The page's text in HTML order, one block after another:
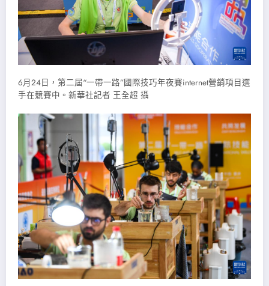
6月24日，第二屆“一帶一路”國際技巧年夜賽internet營銷項目選
手在競賽中。新華社記者 王全超 攝